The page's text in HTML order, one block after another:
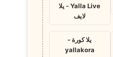
Yalla Live - يلا
لايف
يلا كورة -
yallakora